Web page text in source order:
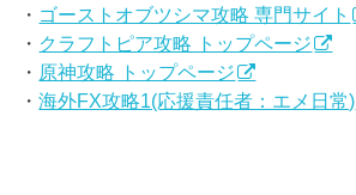
・ ゴーストオブツシマ攻略 専門サイト
・ クラフトピア攻略 トップページ
・ 原神攻略 トップページ
・海外FX攻略1(応援責任者：エメ日常)